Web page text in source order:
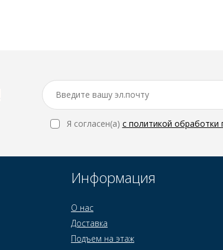
Я согласен(a) с политикой обработки
Информация
О нас
Доставка
Подъем на этаж